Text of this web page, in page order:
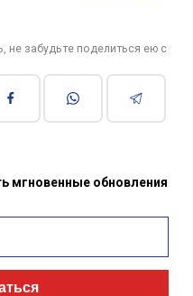
не забудьте поделиться ею с